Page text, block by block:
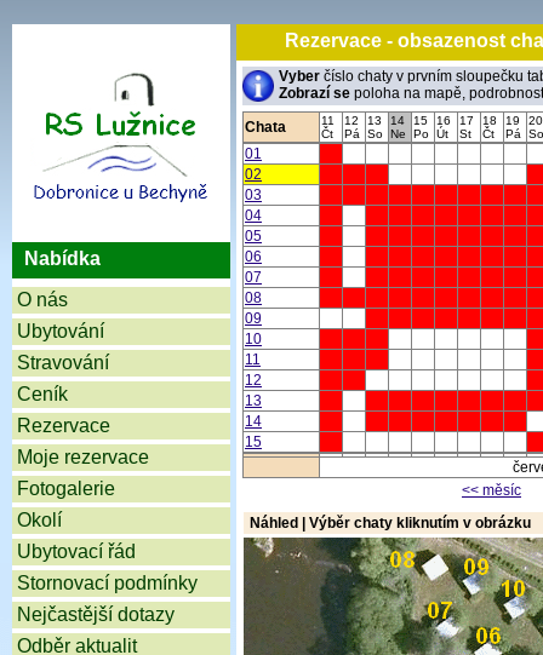
Nabídka
O nás
Ubytování
Stravování
Ceník
Rezervace
Moje rezervace
Fotogalerie
Okolí
Ubytovací řád
Stornovací podmínky
Nejčastější dotazy
Odběr aktualit
Rezervace -
Vyber číslo chaty v prvním sloupečku
Zobrazí se poloha na mapě,
Chata
11
Čt
12
Pá
13
So
14
Ne
15
Po
16
Út
17
St
18
Čt
19
Pá
20
So
01
02
03
04
05
06
07
08
09
10
11
12
13
14
15
<< měsíc
Náhled | Výběr chaty kliknutím v obrázku